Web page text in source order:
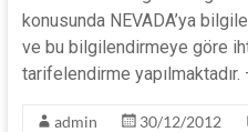
konusunda NEVADA’ya
ve bu bilgilendirmeye göre
tarifelendirme yapılmaktadır.
admin 30/12/2012